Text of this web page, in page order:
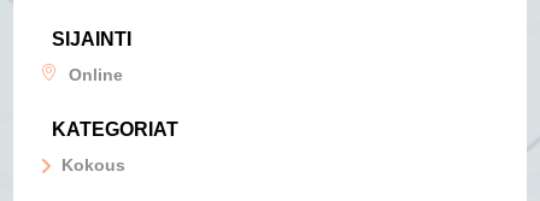
SIJAINTI
Online
KATEGORIAT
Kokous